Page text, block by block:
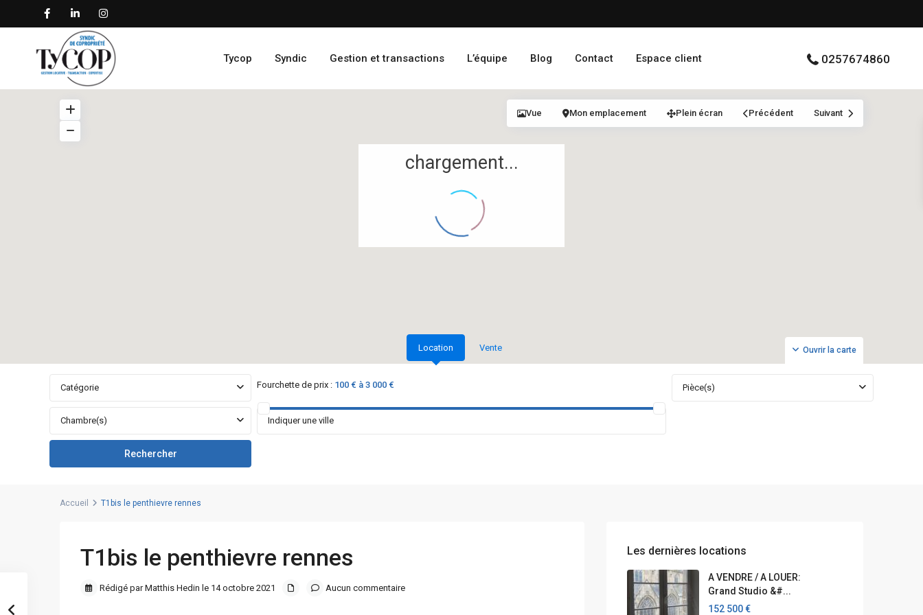
Tycop Syndic Gestion et transactions L’équipe Blog Contact Espace client 0257674860
chargement...
Ouvrir la carte
Vue Mon emplacement Plein écran Précédent Suivant
Location Vente
Catégorie Fourchette de prix : 100 € à 3 000 € Pièce(s)
Chambre(s)
Accueil T1bis le penthievre rennes
T1bis le penthievre rennes
Rédigé par Matthis Hedin le 14 octobre 2021 Aucun commentaire
Les dernières locations
A VENDRE / A LOUER:
Grand Studio &#...
152 500 €